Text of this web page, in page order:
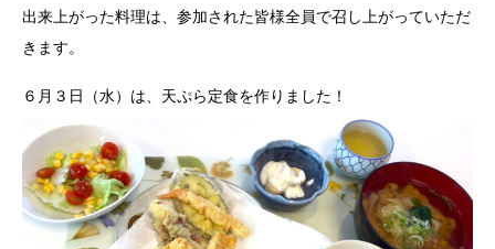
出来上がった料理は、参加された皆様全員で召し上がっていただ
きます。
６月３日（水）は、天ぷら定食を作りました！